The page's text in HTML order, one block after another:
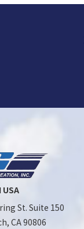
USA
St. Suite 150
CA 90806